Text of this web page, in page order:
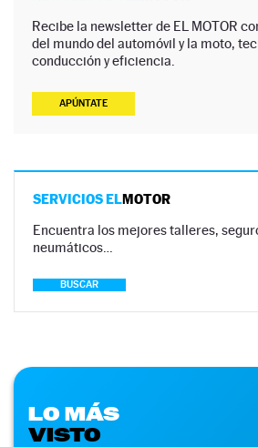
Recibe la newsletter de EL MOTOR
del mundo del automóvil y la moto,
conducción y eficiencia.
APÚNTATE
SERVICIOS ELMOTOR
Encuentra los mejores talleres,
neumáticos…
BUSCAR
LO MÁS
VISTO